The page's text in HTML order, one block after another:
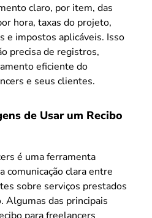
claro, por item, das
hora, taxas do projeto,
e impostos aplicáveis. Isso
precisa de registros,
eficiente do
e seus clientes.
de Usar um Recibo
é uma ferramenta
comunicação clara entre
sobre serviços prestados
Algumas das principais
para freelancers